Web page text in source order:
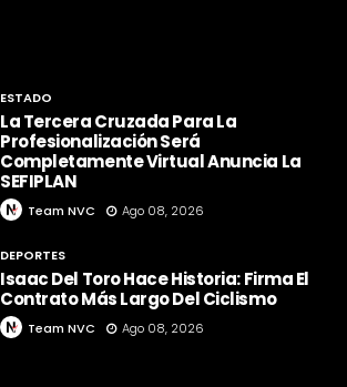
ESTADO
La Tercera Cruzada Para La
Profesionalización Será
Completamente Virtual Anuncia La
SEFIPLAN
Team NVC Ago 08, 2026
DEPORTES
Isaac Del Toro Hace Historia: Firma El
Contrato Más Largo Del Ciclismo
Team NVC Ago 08, 2026